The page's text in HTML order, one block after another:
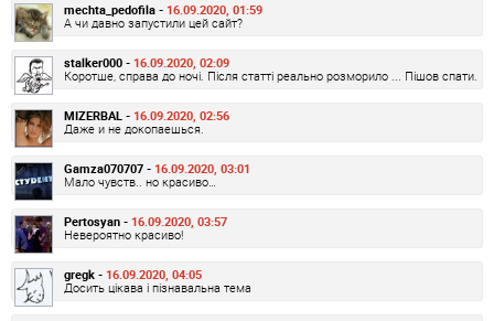
mechta_pedofila - 16.09.2020, 01:59
А чи давно запустили цей сайт?
stalker000 - 16.09.2020, 02:09
Коротше, справа до ночі. Після статті реально розморило ... Пішов спати.
MIZERBAL - 16.09.2020, 02:56
Даже и не докопаешься.
Gamza070707 - 16.09.2020, 03:01
Мало чувств.. но красиво…
Pertosyan - 16.09.2020, 03:57
Невероятно красиво!
gregk - 16.09.2020, 04:05
Досить цікава і пізнавальна тема